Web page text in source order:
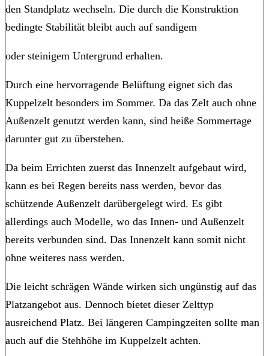
den Standplatz wechseln. Die durch die Konstruktion
bedingte Stabilität bleibt auch auf sandigem
oder steinigem Untergrund erhalten.
Durch eine hervorragende Belüftung eignet sich das
Kuppelzelt besonders im Sommer. Da das Zelt auch ohne
Außenzelt genutzt werden kann, sind heiße Sommertage
darunter gut zu überstehen.
Da beim Errichten zuerst das Innenzelt aufgebaut wird,
kann es bei Regen bereits nass werden, bevor das
schützende Außenzelt darübergelegt wird. Es gibt
allerdings auch Modelle, wo das Innen- und Außenzelt
bereits verbunden sind. Das Innenzelt kann somit nicht
ohne weiteres nass werden.
Die leicht schrägen Wände wirken sich ungünstig auf das
Platzangebot aus. Dennoch bietet dieser Zelttyp
ausreichend Platz. Bei längeren Campingzeiten sollte man
auch auf die Stehhöhe im Kuppelzelt achten.